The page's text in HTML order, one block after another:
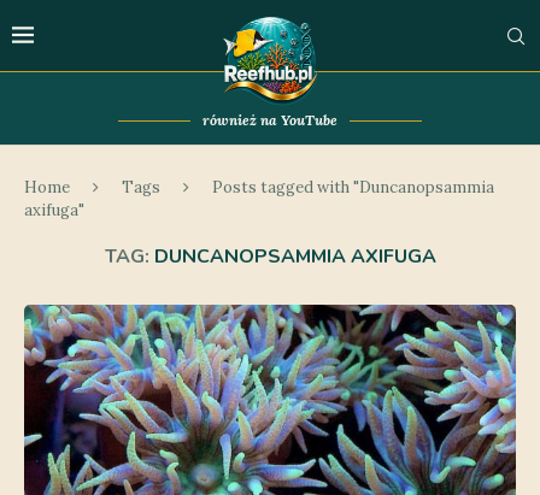
również na YouTube
Home Tags
Posts tagged with "Duncanopsammia
axifuga"
TAG: DUNCANOPSAMMIA AXIFUGA